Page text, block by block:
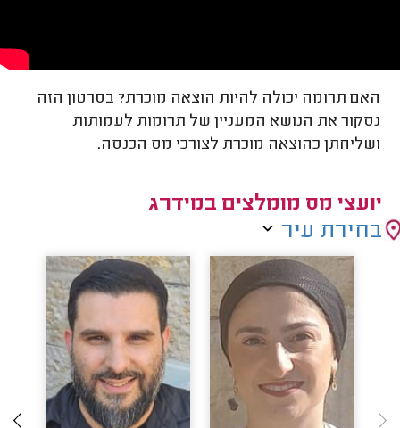
האם תרומה יכולה להיות הוצאה מוכרת? בסרטון הזה
נסקור את הנושא המעניין של תרומות לעמותות
ושליחתן כהוצאה מוכרת לצורכי מס הכנסה.
יועצי מס מומלצים במידרג
בחירת עיר